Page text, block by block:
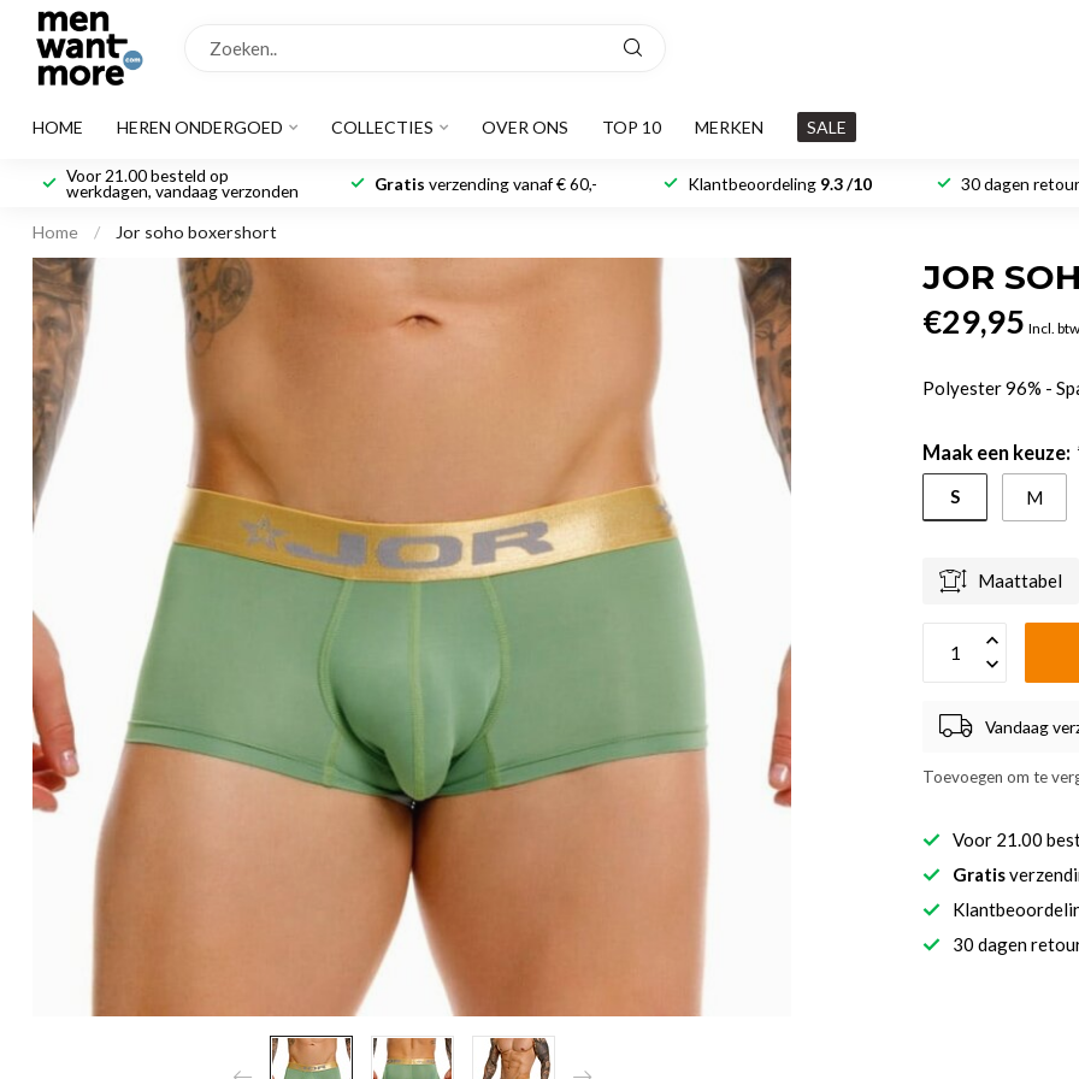
HOME HEREN ONDERGOED COLLECTIES OVER ONS TOP 10 MERKEN SALE
Voor 21.00 besteld op
werkdagen, vandaag verzonden Gratis verzending vanaf € 60,- Klantbeoordeling 9.3 /10 30 dagen
Home / Jor soho boxershort
JOR
€29,95 Incl.
Polyester 96% -
Maak een keuze:
S M
Maattabel
Vandaag
Toevoegen om te
Voor 21.00
Gratis
30 dagen